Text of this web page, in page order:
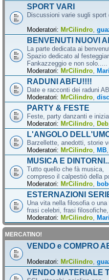
SPORT VARI
Discussioni varie sugli
Moderatori: MrCilindro
BENVENUTI NUOVI
La parte dedicata ai
Spazio dedicato al
Fankazzeggio e non solo.....
Moderatori: MrCilindro Mari
RADUNI ABFU!!!!
Date e racconti dei raduni
Moderatori: MrCilindro
PARTY & FESTE
Feste, party danzanti e
Moderatori: MrCilindro Deb
L'ANGOLO
Barzellette, anedotti, storie
Moderatori: MrCilindro MB
MUSICA E
Tutto quello che fà musica,
compreso il calpestiò della
Moderatori: MrCilindro
ESTERNAZIONI
Una vita nella filosofia o una
frasi celebri, frasi filosofiche,
Moderatori: MrCilindro Mari
MERCATINO!
VENDO e COMPRO
Moderatori: MrCilindro
VENDO MATERIALE